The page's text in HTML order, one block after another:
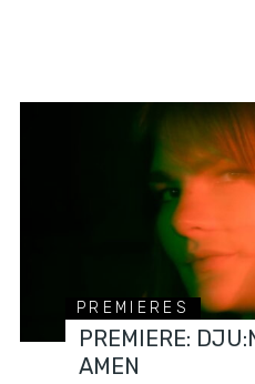
PREMIERES
PREMIERE:
AMEN